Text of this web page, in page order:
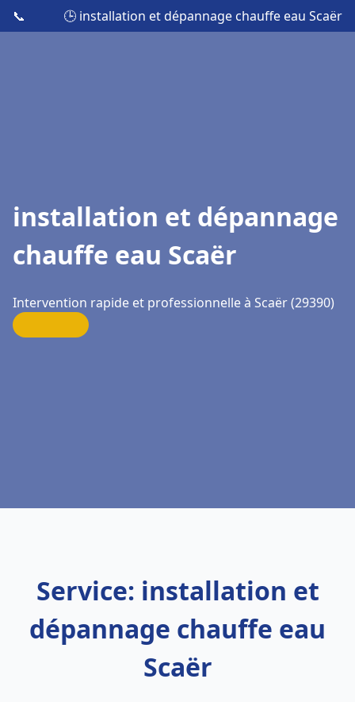
📞 🕒 installation et dépannage chauffe eau Scaër
installation et dépannage
chauffe eau Scaër
Intervention rapide et professionnelle à Scaër (29390)
Service: installation et
dépannage chauffe eau
Scaër